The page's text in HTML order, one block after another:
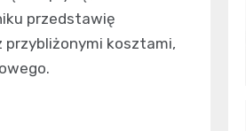
przedstawię
kosztami,